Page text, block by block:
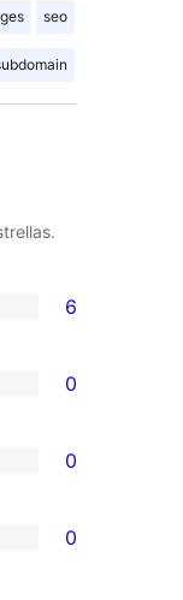
seo
6
0
0
0